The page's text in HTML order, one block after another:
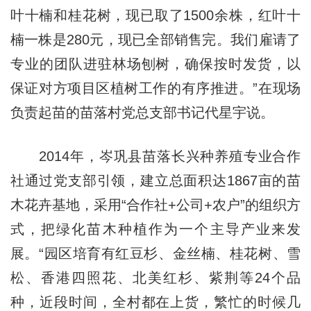
叶十楠和桂花树，现已取了1500余株，红叶十
楠一株是280元，现已全部销售完。我们雇请了
专业的团队进驻林场刨树，确保按时发货，以
保证对方项目区植树工作的有序推进。”在现场
负责起苗的苗落村党总支部书记代星宇说。
2014年，岑巩县苗落长兴种养殖专业合作
社通过党支部引领，建立总面积达1867亩的苗
木花卉基地，采用“合作社+公司+农户”的组织方
式，把绿化苗木种植作为一个主导产业来发
展。“园区培育有红豆杉、金丝楠、桂花树、雪
松、香港四照花、北美红杉、紫荆等24个品
种，近段时间，全村都在上货，繁忙的时候几